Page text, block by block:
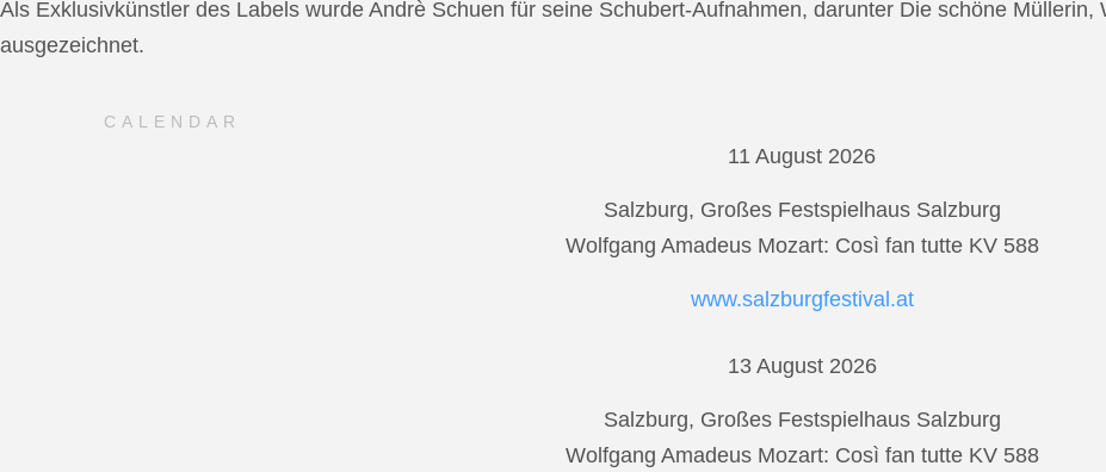
Als Exklusivkünstler des Labels wurde Andrè Schuen für seine Schubert-Aufnahmen, darunter Die schöne
ausgezeichnet.
CALENDAR
11 August 2026
Salzburg, Großes Festspielhaus Salzburg
Wolfgang Amadeus Mozart: Così fan tutte KV 588
www.salzburgfestival.at
13 August 2026
Salzburg, Großes Festspielhaus Salzburg
Wolfgang Amadeus Mozart: Così fan tutte KV 588